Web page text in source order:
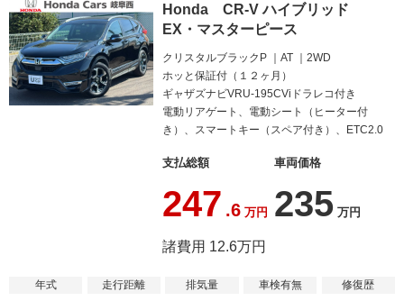
Honda CR-V ハイブリッド
EX・マスターピース
クリスタルブラックP AT
2WD
ホッと保証付（１２ヶ月）
ギャザズナビVRU-195CViドラレコ付き
電動リアゲート、電動シート（ヒーター付
き）、スマートキー（スペア付き）、ETC2.0
支払総額
247 .6 万円
車両価格
235 万円
諸費用 12.6万円
年式 走行距離 排気量 車検有無
修復歴